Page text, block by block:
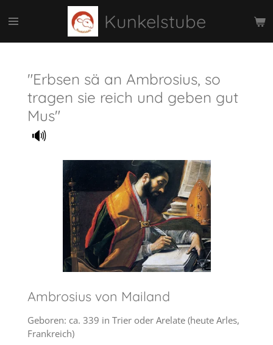
Hauptinhalt
Kunkelstube
"Erbsen sä an Ambrosius, so
tragen sie reich und geben gut
Mus"
🔊
Ambrosius von Mailand
Geboren: ca. 339 in Trier oder Arelate (heute Arles,
Frankreich)